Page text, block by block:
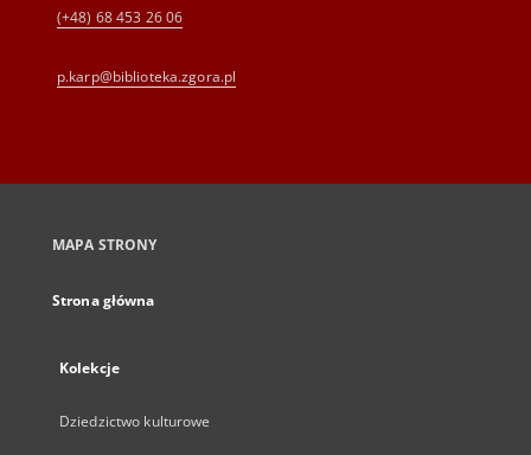
(+48) 68 453 26 06
p.karp@biblioteka.zgora.pl
MAPA STRONY
Strona główna
Kolekcje
Dziedzictwo kulturowe